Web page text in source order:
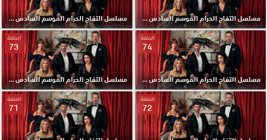
مسلسل التفاح الحرام الموسم السادس مدبلج الحلقة 76 HD مسلسل التفاح الحرام الموسم السادس مدبلج الحلقة 75 HD
الحلقة
74
مسلسل التفاح الحرام الموسم السادس مدبلج الحلقة 74 HD
الحلقة
73
مسلسل التفاح الحرام الموسم السادس مدبلج الحلقة 73 HD
الحلقة
72
الحلقة
71